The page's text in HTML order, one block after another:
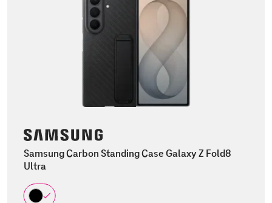
Samsung Carbon Standing Case Galaxy Z Fold8
Ultra